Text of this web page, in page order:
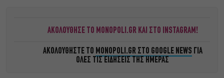
ΑΚΟΛΟΥΘΗΣΕ ΤΟ MONOPOLI.GR ΚΑΙ ΣΤΟ INSTAGRAM!
ΑΚΟΛΟΥΘΗΣΤΕ ΤΟ MONOPOLI.GR ΣΤΟ GOOGLE NEWS ΓΙΑ
ΟΛΕΣ ΤΙΣ ΕΙΔΗΣΕΙΣ ΤΗΣ ΗΜΕΡΑΣ